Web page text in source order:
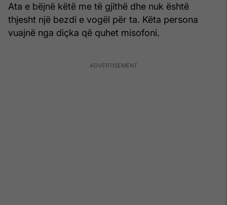
Ata e bëjnë këtë me të gjithë dhe nuk është
thjesht një bezdi e vogël për ta. Këta persona
vuajnë nga diçka që quhet misofoni.